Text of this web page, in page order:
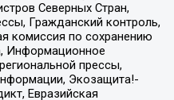
Северных Стран,
Гражданский контроль,
комиссия по сохранению
Информационное
прессы,
Экозащита!-
Евразийская